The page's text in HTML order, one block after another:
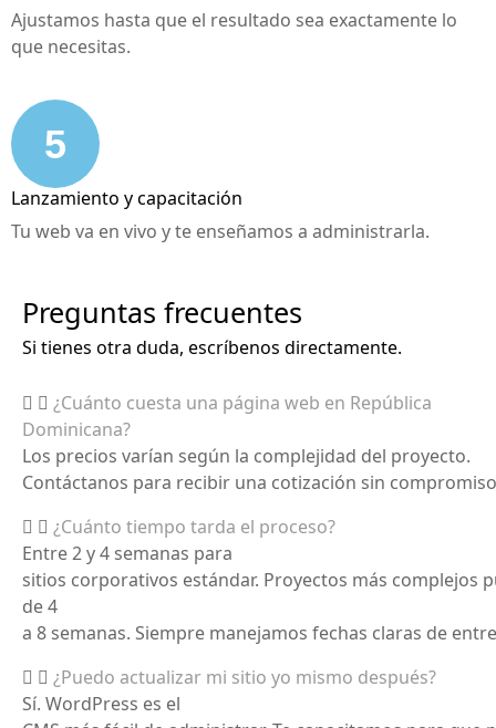
Ajustamos hasta que el resultado sea exactamente lo
que necesitas.
5
Lanzamiento y capacitación
Tu web va en vivo y te enseñamos a administrarla.
Preguntas frecuentes
Si tienes otra duda, escríbenos directamente.
¿Cuánto cuesta una página web en República
Dominicana?
Los precios varían según la complejidad del proyecto.
Contáctanos para recibir una cotización sin compromiso
¿Cuánto tiempo tarda el proceso?
Entre 2 y 4 semanas para
sitios corporativos estándar. Proyectos más complejos
de 4
a 8 semanas. Siempre manejamos fechas claras de
¿Puedo actualizar mi sitio yo mismo después?
Sí. WordPress es el